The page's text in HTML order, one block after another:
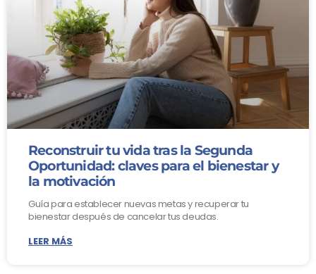
Reconstruir tu vida tras la Segunda
Oportunidad: claves para el bienestar y
la motivación
Guía para establecer nuevas metas y recuperar tu
bienestar después de cancelar tus deudas.
LEER MÁS